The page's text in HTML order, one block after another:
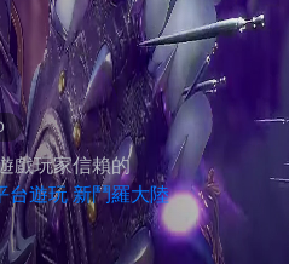
戲玩家信賴的
台遊玩 新鬥羅大陸